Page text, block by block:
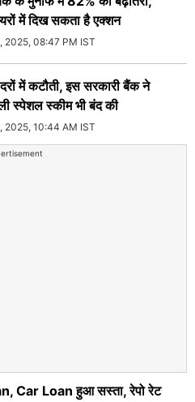
में दिख सकता है एक्शन
2025, 08:47 PM IST
में कटौती, इस सरकारी बैंक ने
स्पेशल स्कीम भी बंद की
2025, 10:44 AM IST
Car Loan हुआ सस्ता, रेपो रेट